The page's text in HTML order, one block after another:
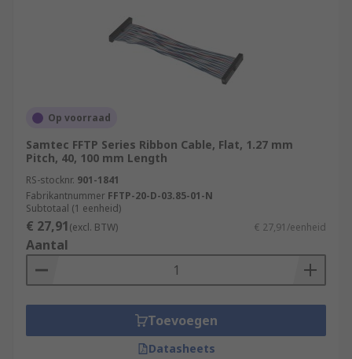
Op voorraad
Samtec FFTP Series Ribbon Cable, Flat, 1.27 mm
Pitch, 40, 100 mm Length
RS-stocknr. 901-1841
Fabrikantnummer FFTP-20-D-03.85-01-N
Subtotaal (1 eenheid)
€ 27,91(excl. BTW) € 27,91/eenheid
Aantal
Toevoegen
Datasheets